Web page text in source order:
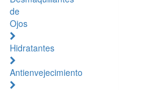
de
Ojos
Hidratantes
Antienvejecimiento